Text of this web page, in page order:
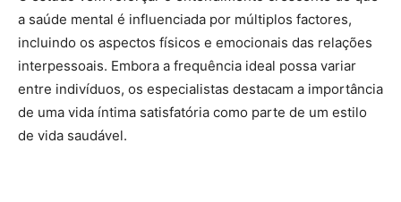
a saúde mental é influenciada por múltiplos factores,
incluindo os aspectos físicos e emocionais das relações
interpessoais. Embora a frequência ideal possa variar
entre indivíduos, os especialistas destacam a importância
de uma vida íntima satisfatória como parte de um estilo
de vida saudável.